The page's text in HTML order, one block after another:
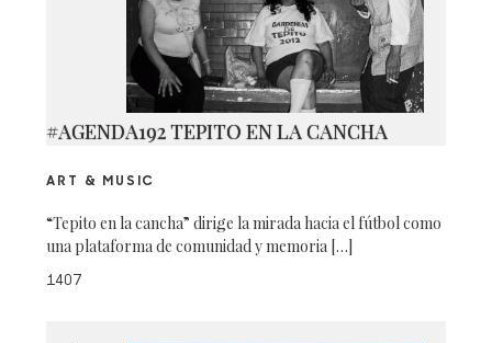
#AGENDA192 TEPITO EN LA CANCHA
ART & MUSIC
“Tepito en la cancha” dirige la mirada hacia el fútbol como
una plataforma de comunidad y memoria […]
1407